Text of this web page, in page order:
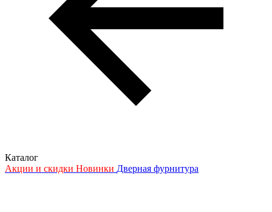
Каталог
Акции и скидки Новинки Дверная фурнитура